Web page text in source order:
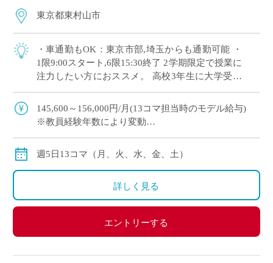
東京都東村山市
・車通勤もOK：東京市部,埼玉からも通勤可能 ・
1限9:00スタート,6限15:30終了 2学期限定で授業に
注力したい方におススメ。 高校3年生に大学受験
145,600～156,000円/月(13コマ担当時のモデル給与)
※教員経験年数により変動
週5日13コマ（月、火、水、金、土）
詳しく見る
エントリーする